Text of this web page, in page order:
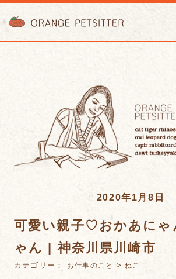
2020年1月8日
可愛い親子♡おかあにゃ
ゃん | 神奈川県川崎市
カテゴリー： お仕事のこと >ねこ